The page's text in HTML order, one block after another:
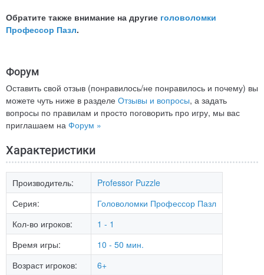
Обратите также внимание на другие головоломки
Профессор Пазл.
Форум
Оставить свой отзыв (понравилось/не понравилось и почему) вы
можете чуть ниже в разделе Отзывы и вопросы, а задать
вопросы по правилам и просто поговорить про игру, мы вас
приглашаем на Форум »
Характеристики
Производитель:
Professor Puzzle
Серия:
Головоломки Профессор Пазл
Кол-во игроков:
1 - 1
Время игры:
10 - 50 мин.
Возраст игроков:
6+